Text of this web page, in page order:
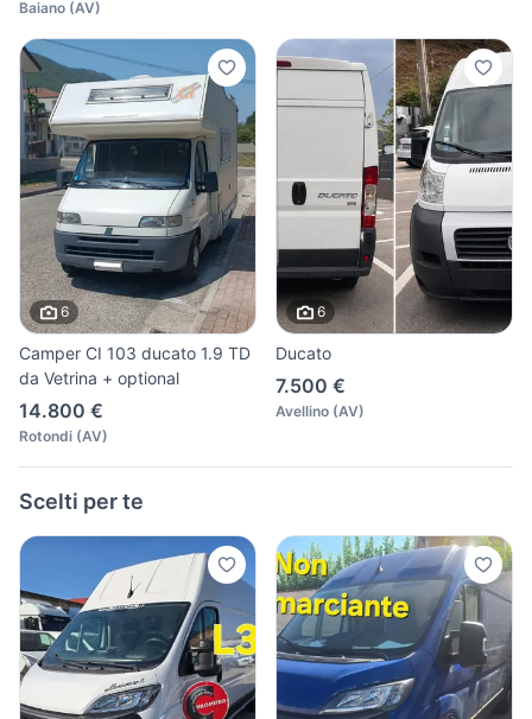
Baiano (AV)
6
Camper CI 103 ducato 1.9 TD
da Vetrina + optional
14.800 €
Rotondi (AV)
6
Ducato
7.500 €
Avellino (AV)
Scelti per te